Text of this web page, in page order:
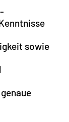
sowie